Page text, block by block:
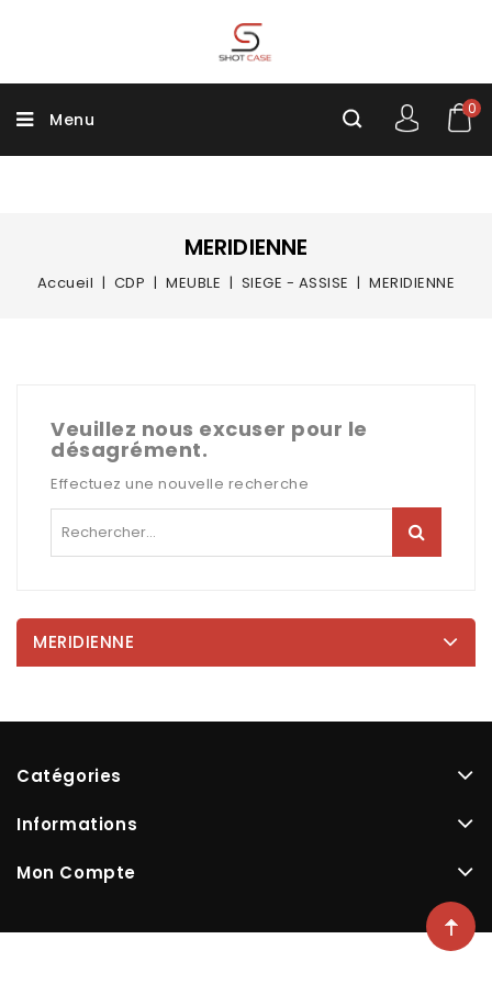
Menu
0
MERIDIENNE
Accueil CDP MEUBLE SIEGE - ASSISE MERIDIENNE
Veuillez nous excuser pour le
désagrément.
Effectuez une nouvelle recherche
MERIDIENNE
Catégories
Informations
Mon Compte